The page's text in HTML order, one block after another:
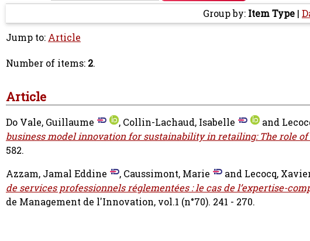
Group by: Item Type |
Jump to: Article
Number of items: 2.
Article
Do Vale, Guillaume , Collin-Lachaud, Isabelle and
business model innovation for sustainability in retailing: The role of
582.
Azzam, Jamal Eddine
, Caussimont, Marie and Lecocq,
de services professionnels réglementées : le cas de l’expertise-
de Management de l'Innovation, vol.1 (n°70). 241 - 270.